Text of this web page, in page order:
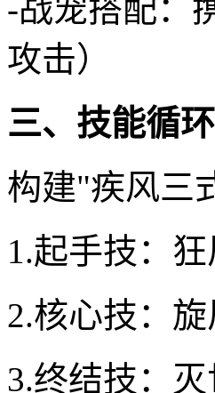
-战宠搭配：
攻击）
三、技能循
构建"疾风三
1.起手技：
2.核心技：
3.终结技：